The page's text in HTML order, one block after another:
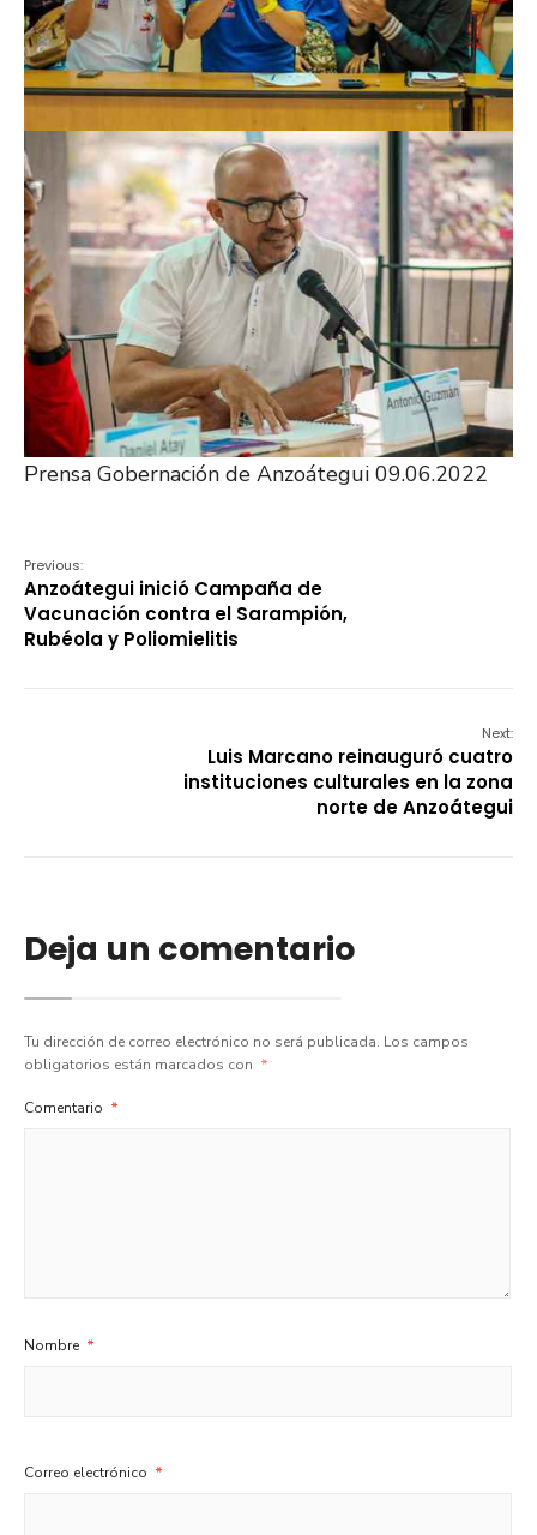
Prensa Gobernación de Anzoátegui 09.06.2022
Previous:
Anzoátegui inició Campaña de
Vacunación contra el Sarampión,
Rubéola y Poliomielitis
Next:
Luis Marcano reinauguró cuatro
instituciones culturales en la zona
norte de Anzoátegui
Deja un comentario
Tu dirección de correo electrónico no será publicada. Los campos
obligatorios están marcados con *
Comentario *
Nombre *
Correo electrónico *